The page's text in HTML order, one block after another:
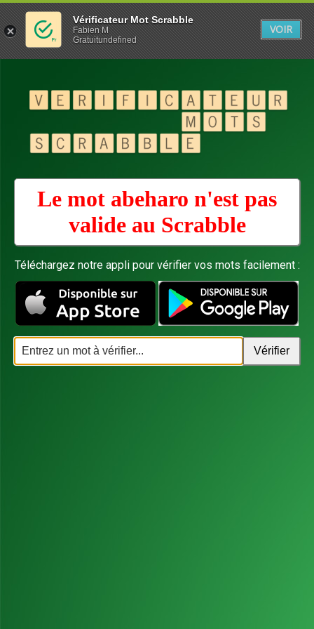
Le mot abeharo n'est pas
valide au Scrabble
Téléchargez notre appli pour vérifier vos mots facilement :
Vérificateur Mot Scrabble
Fabien M
Gratuitundefined
VOIR